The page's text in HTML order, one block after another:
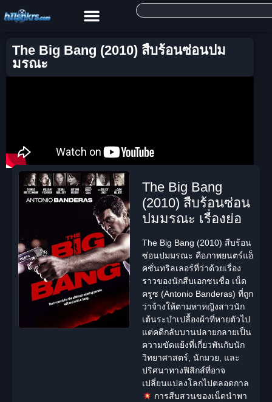
The Big Bang (2010) สืบร้อนซ่อนปม
มรณะ
The Big Bang
(2010) สืบร้อนซ่อน
ปมมรณะ เรื่องย่อ
The Big Bang (2010) สืบร้อน
ซ่อนปมมรณะ คือภาพยนตร์แอ็
คชั่นทริลเลอร์ที่ว่าด้วยเรื่อง
ราวของนักสืบเอกชนชื่อ เน็ด
ครูซ (Antonio Banderas) ที่ถูก
ว่าจ้างให้ตามหาหญิงสาวนัก
เต้นระบำเปลื้องผ้าที่หายตัวไป
แต่คดีกลับบานปลายกลายเป็น
ความขัดแย้งที่เกี่ยวพันกับนัก
วิทยาศาสตร์, นักมวย, และ
ปริศนาทางฟิสิกส์ที่อาจ
เปลี่ยนแปลงโลกไปตลอดกาล
การสืบสวนของเน็ดนำพา